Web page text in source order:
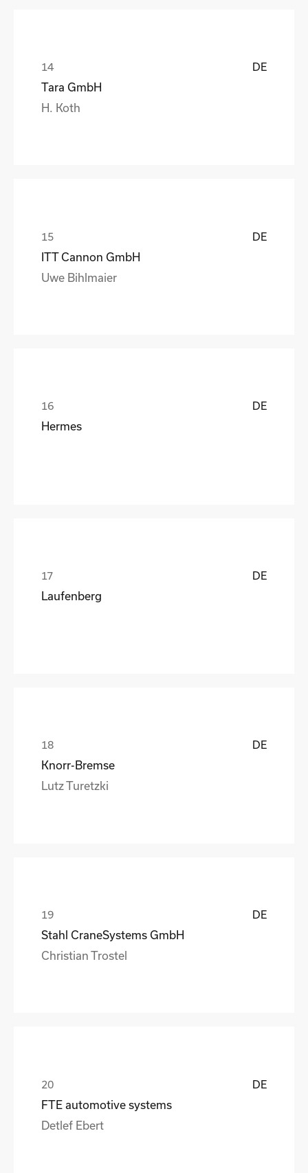
DE
Tara GmbH
H. Koth
DE
ITT Cannon GmbH
Uwe Bihlmaier
DE
Hermes
DE
Laufenberg
DE
Knorr-Bremse
Lutz Turetzki
DE
Stahl CraneSystems GmbH
Christian Trostel
DE
FTE automotive systems
Detlef Ebert